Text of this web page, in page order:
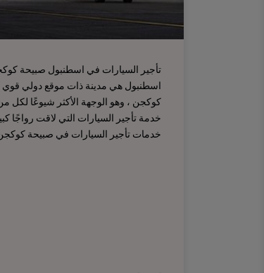
تأجير السيارات في اسطنبول صبيحة
اسطنبول هي مدينة ذات موقع دولي
كوكجن ، وهو الوجهة الأكثر شيوعًا لكل
خدمة تأجير السيارات التي لاقت رواجًا
خدمات تأجير السيارات في صبيحة